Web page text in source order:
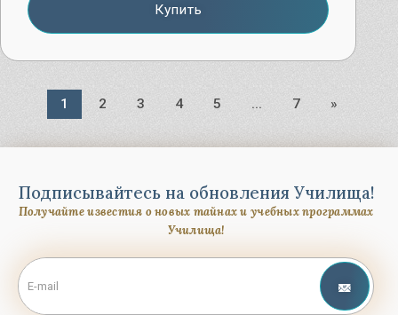
Купить
1 2 3 4 5 ... 7 »
Подписывайтесь на обновления Училища!
Получайте известия о новых тайнах и учебных программах
Училища!